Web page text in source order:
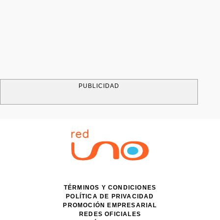
PUBLICIDAD
TÉRMINOS Y CONDICIONES
POLÍTICA DE PRIVACIDAD
PROMOCIÓN EMPRESARIAL
REDES OFICIALES